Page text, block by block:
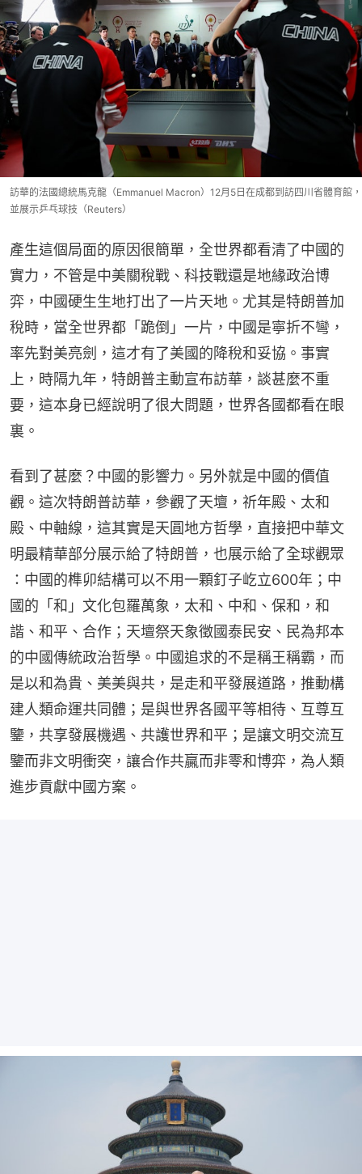
訪華的法國總統馬克龍（Emmanuel Macron）12月5日在成都到訪四川省體育館，
並展示乒乓球技（Reuters）
產生這個局面的原因很簡單，全世界都看清了中國的
實力，不管是中美關稅戰、科技戰還是地緣政治博
弈，中國硬生生地打出了一片天地。尤其是特朗普加
稅時，當全世界都「跪倒」一片，中國是寧折不彎，
率先對美亮劍，這才有了美國的降稅和妥協。事實
上，時隔九年，特朗普主動宣布訪華，談甚麼不重
要，這本身已經說明了很大問題，世界各國都看在眼
裏。
看到了甚麼？中國的影響力。另外就是中國的價值
觀。這次特朗普訪華，參觀了天壇，祈年殿、太和
殿、中軸線，這其實是天圓地方哲學，直接把中華文
明最精華部分展示給了特朗普，也展示給了全球觀眾
：中國的榫卯結構可以不用一顆釘子屹立600年；中
國的「和」文化包羅萬象，太和、中和、保和，和
諧、和平、合作；天壇祭天象徵國泰民安、民為邦本
的中國傳統政治哲學。中國追求的不是稱王稱霸，而
是以和為貴、美美與共，是走和平發展道路，推動構
建人類命運共同體；是與世界各國平等相待、互尊互
鑒，共享發展機遇、共護世界和平；是讓文明交流互
鑒而非文明衝突，讓合作共贏而非零和博弈，為人類
進步貢獻中國方案。